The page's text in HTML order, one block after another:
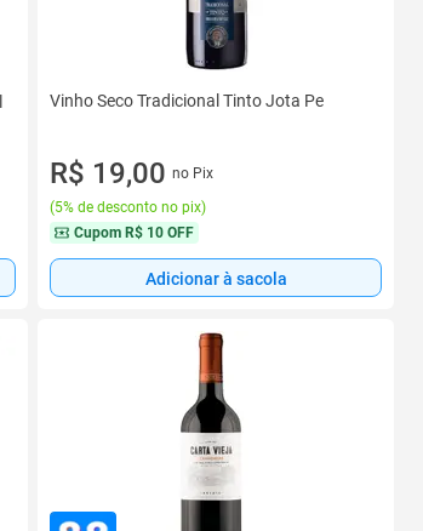
Vinho Seco Tradicional Tinto Jota Pe
R$ 19,00 no Pix
(5% de desconto no pix)
Cupom R$ 10 OFF
Adicionar à sacola